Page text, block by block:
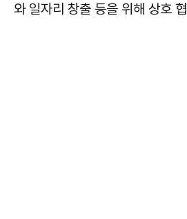
와 일자리 창출 등을 위해 상호